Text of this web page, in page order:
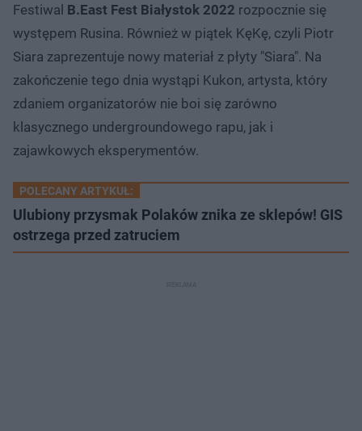
Festiwal B.East Fest Białystok 2022 rozpocznie się
występem Rusina. Również w piątek KęKę, czyli Piotr
Siara zaprezentuje nowy materiał z płyty "Siara". Na
zakończenie tego dnia wystąpi Kukon, artysta, który
zdaniem organizatorów nie boi się zarówno
klasycznego undergroundowego rapu, jak i
zajawkowych eksperymentów.
POLECANY ARTYKUŁ:
Ulubiony przysmak Polaków znika ze sklepów! GIS
ostrzega przed zatruciem